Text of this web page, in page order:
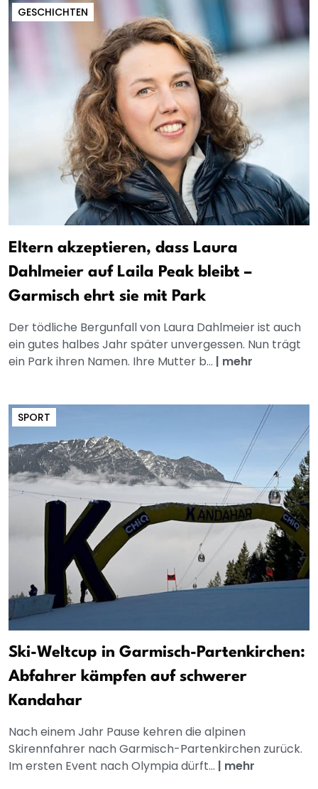
GESCHICHTEN
Eltern akzeptieren, dass Laura
Dahlmeier auf Laila Peak bleibt –
Garmisch ehrt sie mit Park
Der tödliche Bergunfall von Laura Dahlmeier ist auch
ein gutes halbes Jahr später unvergessen. Nun trägt
ein Park ihren Namen. Ihre Mutter b... | mehr
SPORT
Ski-Weltcup in Garmisch-Partenkirchen:
Abfahrer kämpfen auf schwerer
Kandahar
Nach einem Jahr Pause kehren die alpinen
Skirennfahrer nach Garmisch-Partenkirchen zurück.
Im ersten Event nach Olympia dürft... | mehr